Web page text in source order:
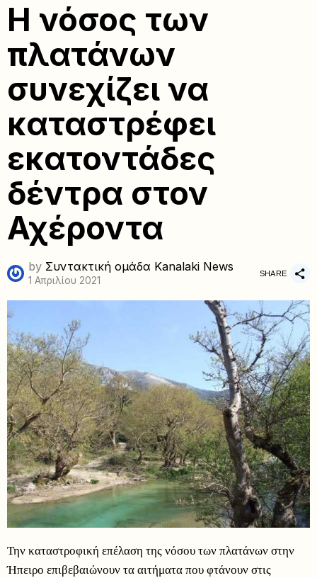
Η νόσος των
πλατάνων
συνεχίζει να
καταστρέφει
εκατοντάδες
δέντρα στον
Αχέροντα
by Συντακτική ομάδα Kanalaki News
1 Απριλίου 2021
SHARE
Την καταστροφική επέλαση της νόσου των πλατάνων στην
Ήπειρο επιβεβαιώνουν τα αιτήματα που φτάνουν στις